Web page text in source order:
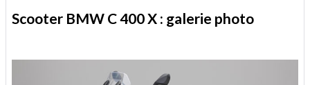
Scooter BMW C 400 X : galerie photo